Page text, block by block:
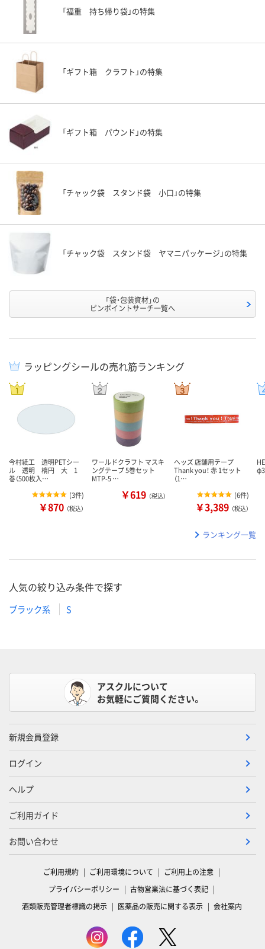
「福重 持ち帰り袋」の特集
「ギフト箱 クラフト」の特集
「ギフト箱 パウンド」の特集
「チャック袋 スタンド袋 小口」の特集
「チャック袋 スタンド袋 ヤマニパッケージ」の特集
「袋・包装資材」の
ピンポイントサーチ一覧へ
ラッピングシールの売れ筋ランキング
今村紙工 透明PETシー
ル 透明 楕円 大 1
巻（500枚入…
(3件)
￥870 （税込）
ワールドクラフト マスキ
ングテープ 5巻セット
MTP-5 …
￥619 （税込）
ヘッズ 店舗用テープ
Thank you！ 赤 1セット
（1…
(6件)
￥3,389 （税込）
ランキング一覧
人気の絞り込み条件で探す
ブラック系 S
アスクルについて
お気軽にご質問ください。
新規会員登録
ログイン
ヘルプ
ご利用ガイド
お問い合わせ
ご利用規約 ご利用環境について
ご利用上の注意
プライバシーポリシー
古物営業法に基づく表記
酒類販売管理者標識の掲示
医薬品の販売に関する表示 会社案内